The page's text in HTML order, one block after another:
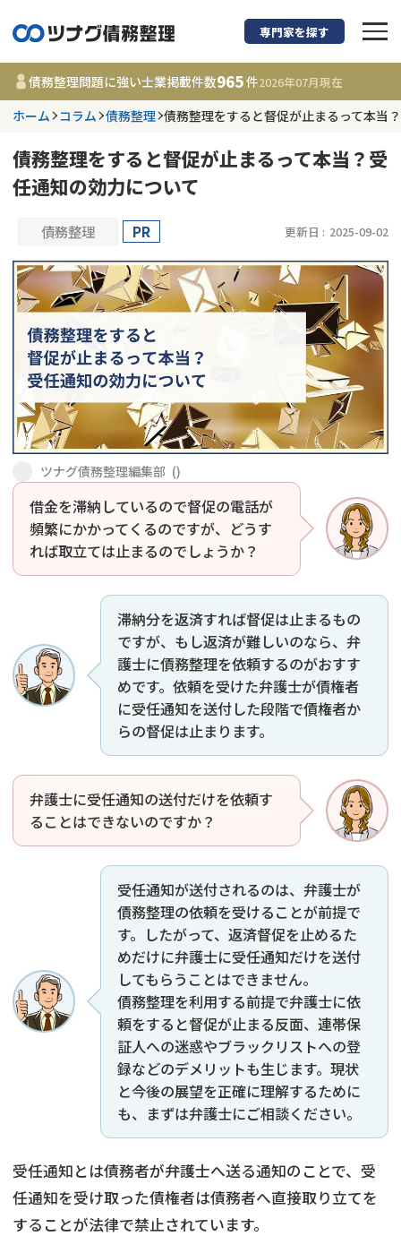
債務整理に強い弁
都道府県を選択
事務所 965
件
借金返済相談・交渉
会社破産・法人破産
消費者金融・サラ金
闇金
費用相場
個人再生（民事再生）
過払金
借金問題
専門家を探す
債務整理問題に強い士業掲載件数965件2026年07月現在
ホーム コラム 債務整理 債務整理をすると督促が止まるって本当
債務整理をすると督促が止まるって本当？受
任通知の効力について
債務整理 PR 更新日 : 2025-09-02
ツナグ債務整理編集部 ()
借金を滞納しているので督促の電話が
頻繁にかかってくるのですが、どうす
れば取立ては止まるのでしょうか？
滞納分を返済すれば督促は止まるもの
ですが、もし返済が難しいのなら、弁
護士に債務整理を依頼するのがおすす
めです。依頼を受けた弁護士が債権者
に受任通知を送付した段階で債権者か
らの督促は止まります。
弁護士に受任通知の送付だけを依頼す
ることはできないのですか？
受任通知が送付されるのは、弁護士が
債務整理の依頼を受けることが前提で
す。したがって、返済督促を止めるた
めだけに弁護士に受任通知だけを送付
してもらうことはできません。
債務整理を利用する前提で弁護士に依
頼をすると督促が止まる反面、連帯保
証人への迷惑やブラックリストへの登
録などのデメリットも生じます。現状
と今後の展望を正確に理解するために
も、まずは弁護士にご相談ください。
受任通知とは債務者が弁護士へ送る通知のことで、受
任通知を受け取った債権者は債務者へ直接取り立てを
することが法律で禁止されています。